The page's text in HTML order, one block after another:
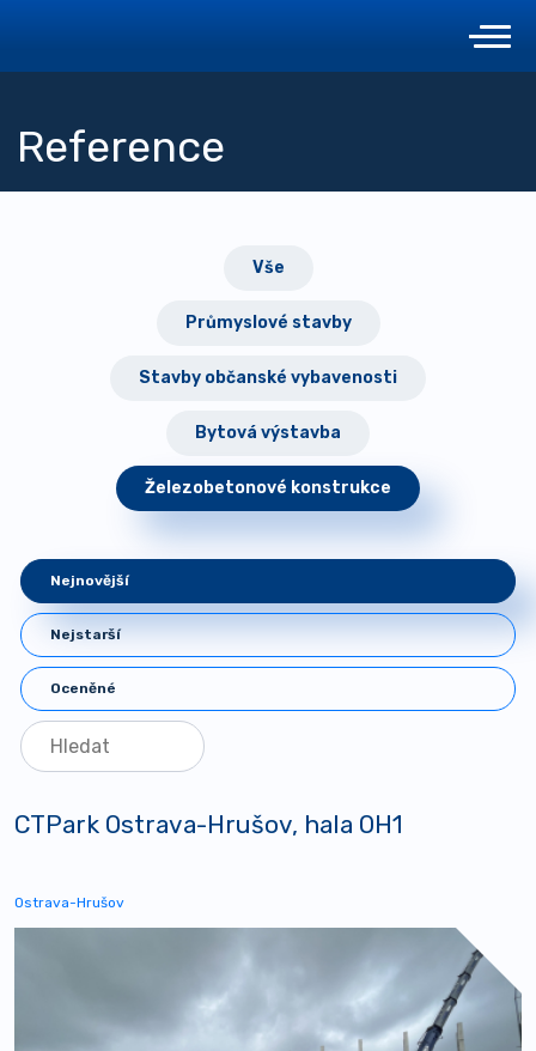
Reference
Vše
Průmyslové stavby
Stavby občanské vybavenosti
Bytová výstavba
Železobetonové konstrukce
Nejnovější
Nejstarší
Oceněné
CTPark Ostrava-Hrušov, hala OH1
Ostrava-Hrušov